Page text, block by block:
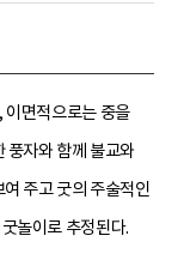
이면적으로는 중을
풍자와 함께 불교와
주고 굿의 주술적인
놀이로 추정된다.